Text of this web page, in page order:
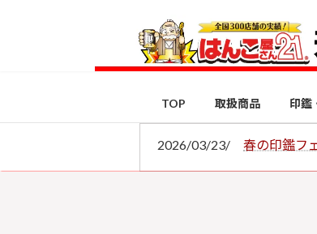
ス
ン
TOP 取扱商品 印鑑
2026/03/23/ 春の印鑑フ